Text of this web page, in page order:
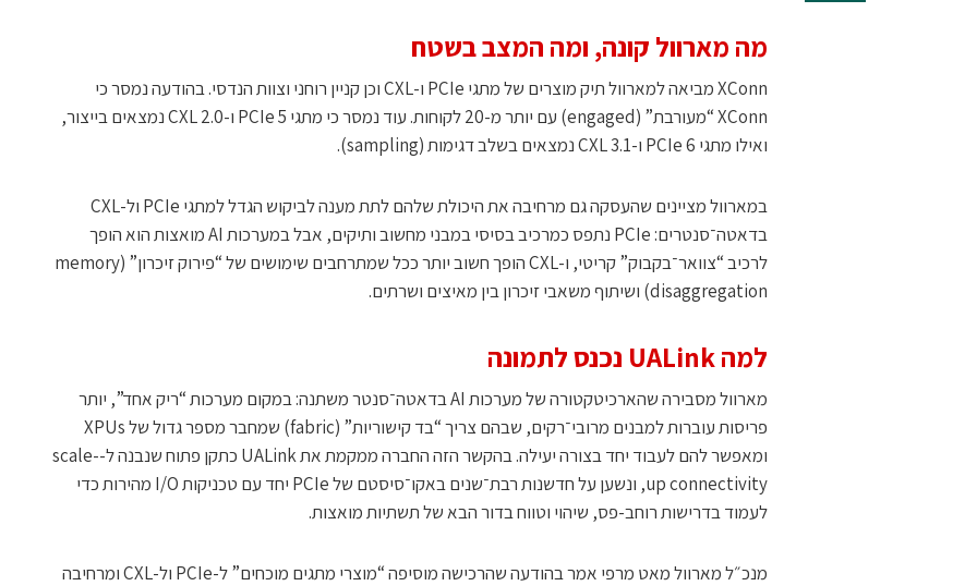
מה מארוול קונה, ומה המצב בשטח
XConn מביאה למארוול תיק מוצרים של מתגי PCIe ו-CXL וכן קניין רוחני וצוות הנדסי. בהודעה נמסר כי
XConn “מעורבת” (engaged) עם יותר מ-20 לקוחות. עוד נמסר כי מתגי PCIe 5 ו-CXL 2.0 נמצאים בייצור,
ואילו מתגי PCIe 6 ו-CXL 3.1 נמצאים בשלב דגימות (sampling).
במארוול מציינים שהעסקה גם מרחיבה את היכולת שלהם לתת מענה לביקוש הגדל למתגי PCIe ול-CXL
בדאטה־סנטרים: PCIe נתפס כמרכיב בסיסי במבני מחשוב ותיקים, אבל במערכות AI מואצות הוא הופך
לרכיב “צוואר־בקבוק” קריטי, ו-CXL הופך חשוב יותר ככל שמתרחבים שימושים של “פירוק זיכרון” (memory
disaggregation) ושיתוף משאבי זיכרון בין מאיצים ושרתים.
למה UALink נכנס לתמונה
מארוול מסבירה שהארכיטקטורה של מערכות AI בדאטה־סנטר משתנה: במקום מערכות “ריק אחד”, יותר
פריסות עוברות למבנים מרובי־רקים, שבהם צריך “בד קישוריות” (fabric) שמחבר מספר גדול של XPUs
ומאפשר להם לעבוד יחד בצורה יעילה. בהקשר הזה החברה ממקמת את UALink כתקן פתוח שנבנה ל-scale-
up connectivity, ונשען על חדשנות רבת־שנים באקו־סיסטם של PCIe יחד עם טכניקות I/O מהירות כדי
לעמוד בדרישות רוחב-פס, שיהוי וטווח בדור הבא של תשתיות מואצות.
מנכ״ל מארוול מאט מרפי אמר בהודעה שהרכישה מוסיפה “מוצרי מתגים מוכחים” ל-PCIe ול-CXL ומרחיבה